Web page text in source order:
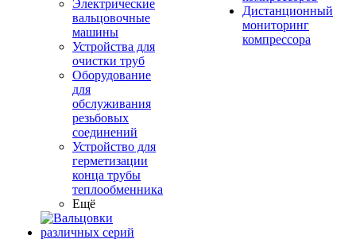
Электрические
вальцовочные
машины
Устройства для
очистки труб
Оборудование
для
обслуживания
резьбовых
соединений
Устройство для
герметизации
конца трубы
теплообменника
Ещё
Дистанционный
мониторинг
компрессора